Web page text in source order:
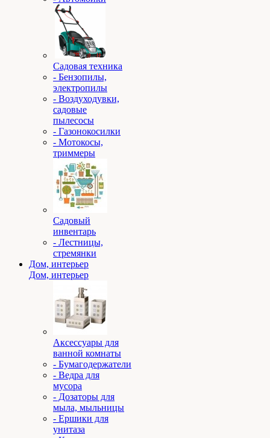
Садовая техника
- Бензопилы,
электропилы
- Воздуходувки,
садовые
пылесосы
- Газонокосилки
- Мотокосы,
триммеры
Садовый
инвентарь
- Лестницы,
стремянки
Дом, интерьер
Дом, интерьер
Аксессуары для
ванной комнаты
- Бумагодержатели
- Ведра для
мусора
- Дозаторы для
мыла, мыльницы
- Ершики для
унитаза